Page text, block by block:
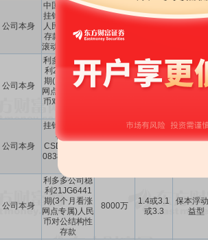
公司本身
中国工商银行
挂钩汇率法人
人民币结构性
存款产品-7天
滚动型2015款
1.05或
保本浮
公司本身
利多多公司稳
利21JG6448
期(1个月看涨
网点专属)人民
币对公结构性
2000万
1.40或
3.00或
保本浮
公司本身
挂钩型结构性
存款【
CSDVY2021
08384】(机构
客户)
公司本身
利多多公司稳
利21JG6441
期(3个月看涨
网点专属)人民
币对公结构性
存款
8000万
1.4或3.1
或3.3
保本浮
益型